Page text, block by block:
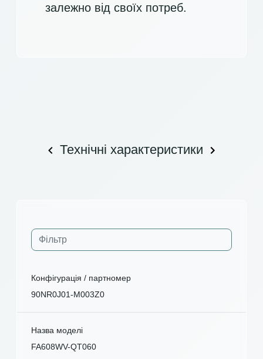
залежно від своїх потреб.
Технічні характеристики
Конфігурація / партномер
90NR0J01-M003Z0
Назва моделі
FA608WV-QT060